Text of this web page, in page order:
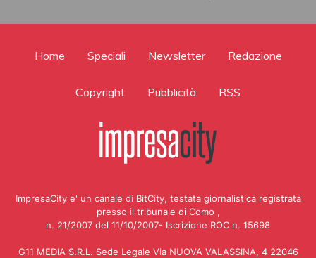
Home Speciali Newsletter Redazione
Copyright Pubblicità RSS
ImpresaCity e' un canale di BitCity, testata giornalistica registrata
presso il tribunale di Como ,
n. 21/2007 del 11/10/2007- Iscrizione ROC n. 15698
G11 MEDIA S.R.L. Sede Legale Via NUOVA VALASSINA, 4 22046